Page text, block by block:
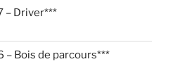
– Driver***
– Bois de parcours***